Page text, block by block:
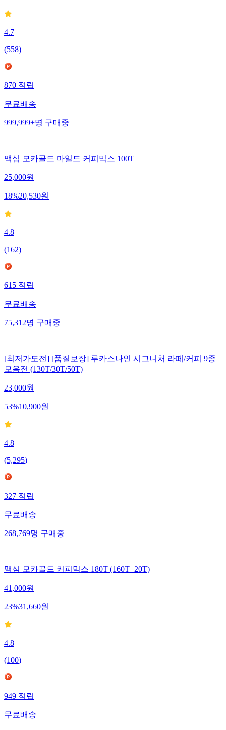
4.7
(558)
870적립
무료배송
999,999+명구매중
맥심 모카골드 마일드 커피믹스 100T
25,000원
18%20,530원
4.8
(162)
615적립
무료배송
75,312명구매중
[최저가도전] [품질보장] 루카스나인 시그니처 라떼/커피 9종
모음전 (130T/30T/50T)
23,000원
53%10,900원
4.8
(5,295)
327적립
무료배송
268,769명구매중
맥심 모카골드 커피믹스 180T (160T+20T)
41,000원
23%31,660원
4.8
(100)
949적립
무료배송